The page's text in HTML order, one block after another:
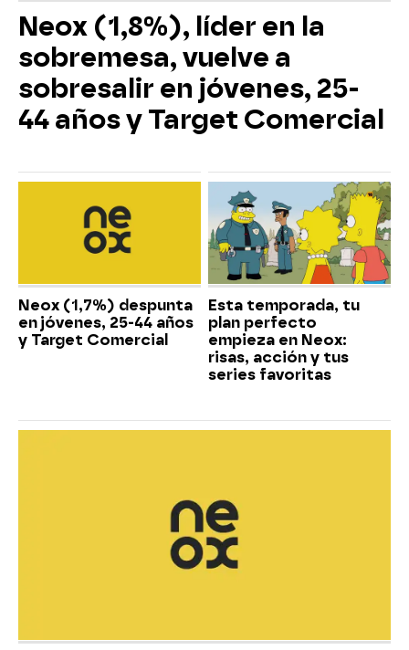
Neox (1,8%), líder en la
sobremesa, vuelve a
sobresalir en jóvenes, 25-
44 años y Target Comercial
Neox (1,7%) despunta
en jóvenes, 25-44 años
y Target Comercial
Esta temporada, tu
plan perfecto
empieza en Neox:
risas, acción y tus
series favoritas